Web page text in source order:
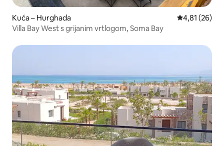
Kuća – Hurghada Prosječna
4,81 (26)
Villa Bay West s grijanim vrtlogom, Soma Bay